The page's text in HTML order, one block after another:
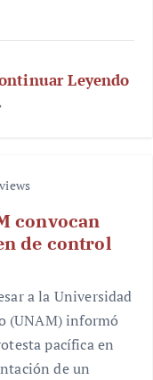
Leyendo
convocan
de control
a la Universidad
(UNAM) informó
pacífica en
de un